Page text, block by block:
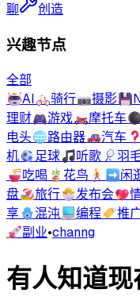
聊
创造
兴趣节点
全部
🤖AI🚲骑行📷摄影💾
理财🎮游戏🏍️摩托车
电头🌐路由器🚗汽车 ❓
机⚽足球🎵听歌 🏸羽
🍜吃喝 🪴 花鸟 🚶‍➡️闲
盘🏖️旅行🐣发布会💖
享🪬混沌💻编程🏷️推
🚀副业•channg
有人知道